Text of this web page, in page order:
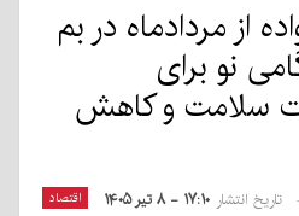
از مردادماه در بم
نو برای
سلامت و کاهش
اقتصاد تاریخ انتشار ۱۷:۱۰ - ۸ تیر ۱۴۰۵